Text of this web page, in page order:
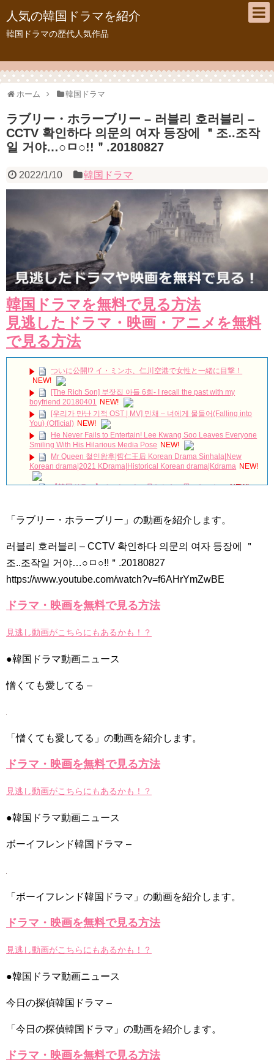
人気の韓国ドラマを紹介
韓国ドラマの歴代人気作品
ホーム 韓国ドラマ
ラブリー・ホラーブリー – 러블리 호러블리 –
CCTV 확인하다 의문의 여자 등장에 ＂조..조작
일 거야…○ㅁ○!!＂.20180827
2022/1/10 韓国ドラマ
韓国ドラマを無料で見る方法
見逃したドラマ・映画・アニメを無料
で見る方法
ついに公開!? イ・ミンホ、仁川空港で女性と一緒に目撃！
NEW!
[The Rich Son] 부잣집 아들 6회- I recall the past with my
boyfriend 20180401
NEW!
[우리가 만난 기적 OST | MV] 민채 – 너에게 물들어(Falling into
You) (Official) NEW!
He Never Fails to Entertain! Lee Kwang Soo Leaves Everyone
Smiling With His Hilarious Media Pose NEW!
Mr Queen 철인왕후|哲仁王后 Korean Drama Sinhala|New
Korean drama|2021 KDrama|Historical Korean drama|Kdrama NEW!
【韓国ドラマ】ペントハウス見たときに思ったこと。 NEW!
Rim NEW!
게요 Father I'll Take Care of You NEW!
2PM ジュノ、ドラマ「油っぽいメロ」への愛情“25日までどう
やって…” Big News TV
©️ tVN | Women in Love😭❤️#filingforlove #shinhaesun
【モンスト】狐の花嫁ジュン激究極☆ルシファー４体なら余裕
だよね？ NEW!
セット！ 🥰 超人気のお店【 福乃喫茶店 】さんで食べて来ました〜
「違う（ちがう）・異なる」を韓国語では？「다르다（タル
ダ）」の意味・使い方について
「退屈だ・暇だ」を韓国語では？「심심하다（シムシマダ）」
yoon kyun sang
HSF(126)-윤균상 서울숲 벤치 (YUN Kyunsang)(4)September::
yoon kyun sang
ハン・ヘジン 한혜진 – (선공개) 강남 3대 얼짱 출신 &#39;한혜진
언니&#39; (ft. 도여니의 학창시절) | 편 먹고 갈래요? 밥블레스유 2
ソン・ヘギョ – ソンヘギョ キスまとめ
한가인 –
レンタル開始！
(ENG SUB) Behind The Scene Hyun Bin 현빈❤️ 손예진 Son Ye
ョンら同僚芸能人から慰めの言葉が続々 – Taka News
キム・レウォンの影絵遊び！？「黒騎士～永遠の約束～」メイ
「まず熱く掃除せよ」女優キム・ユジョン、「健康がとても回
【裏芸能】キムユジョンの熱愛彼氏はあの大物俳優
いでしょ？” Big News TV
「ラブリー・ホラーブリー」の動画を紹介します。
러블리 호러블리 – CCTV 확인하다 의문의 여자 등장에 ＂
조..조작일 거야…○ㅁ○!!＂.20180827
https://www.youtube.com/watch?v=f6AHrYmZwBE
ドラマ・映画を無料で見る方法
見逃し動画がこちらにもあるかも！？
●韓国ドラマ動画ニュース
憎くても愛してる –
「憎くても愛してる」の動画を紹介します。
ドラマ・映画を無料で見る方法
見逃し動画がこちらにもあるかも！？
●韓国ドラマ動画ニュース
ボーイフレンド韓国ドラマ –
「ボーイフレンド韓国ドラマ」の動画を紹介します。
ドラマ・映画を無料で見る方法
見逃し動画がこちらにもあるかも！？
●韓国ドラマ動画ニュース
今日の探偵韓国ドラマ –
「今日の探偵韓国ドラマ」の動画を紹介します。
ドラマ・映画を無料で見る方法